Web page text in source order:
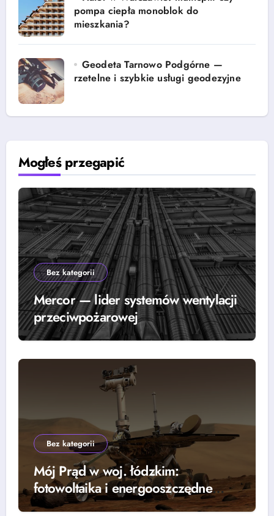
pompa ciepła monoblok do
mieszkania?
Geodeta Tarnowo Podgórne —
rzetelne i szybkie usługi geodezyjne
Mogłeś przegapić
Bez kategorii
Mercor — lider systemów wentylacji
przeciwpożarowej
Bez kategorii
Mój Prąd w woj. łódzkim:
fotowoltaika i energooszczędne
rozwiązania — grzejniki, pompy